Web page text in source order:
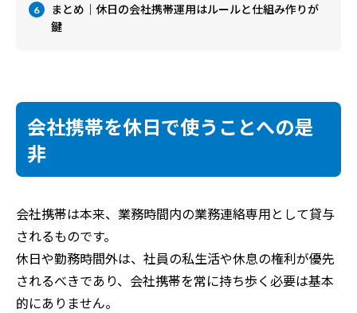
6
まとめ｜休日の会社携帯運用はルールと仕組み作りが
鍵
会社携帯を休日で使うことへの是
非
会社携帯は本来、業務時間内の業務連絡専用として貸与
されるものです。
休日や勤務時間外は、社員の私生活や休息の権利が優先
されるべきであり、会社携帯を常に持ち歩く必要は基本
的にありません。